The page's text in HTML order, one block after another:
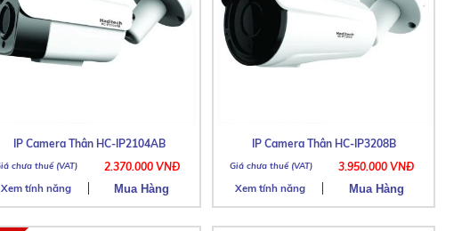
IP Camera Thân HC-IP2104AB
2.370.000 VNĐ
Xem tính năng
IP Camera Thân HC-IP3208B
3.950.000 VNĐ
Xem tính năng